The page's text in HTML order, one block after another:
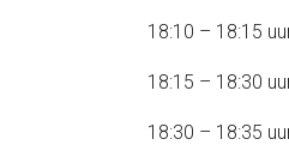
18:10 – 18:15
18:15 – 18:30
18:30 – 18:35